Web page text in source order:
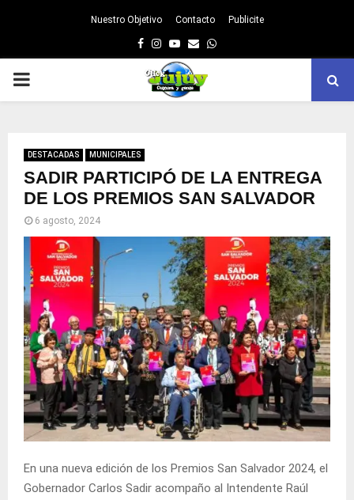
Nuestro Objetivo Contacto Publicite
Facebook
Instagram
Youtube
EmailWhatsapp
PRIMARY
DESTACADAS MUNICIPALES
SADIR PARTICIPÓ DE LA ENTREGA
DE LOS PREMIOS SAN SALVADOR
6 agosto, 2024
En una nueva edición de los Premios San Salvador 2024, el
Gobernador Carlos Sadir acompaño al Intendente Raúl